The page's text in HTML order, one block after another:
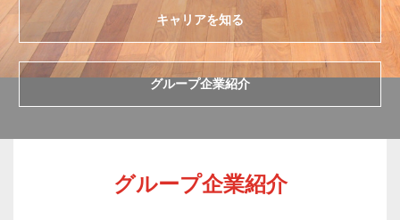
キャリアを知る
グループ企業紹介
グループ企業紹介